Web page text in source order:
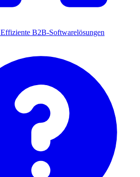
Effiziente B2B-Softwarelösungen